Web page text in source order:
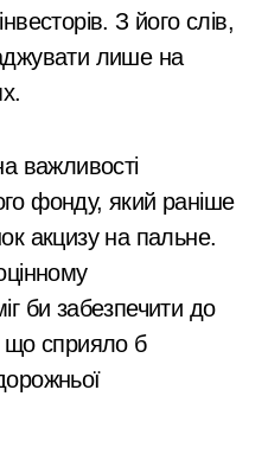
З його слів,
лише на
важливості
фонду, який раніше
акцизу на пальне.
би забезпечити до
що сприяло б